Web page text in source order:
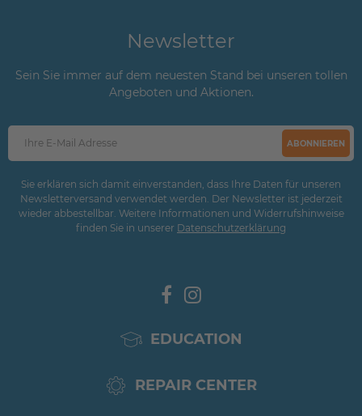
Newsletter
Sein Sie immer auf dem neuesten Stand bei unseren tollen
Angeboten und Aktionen.
ABONNIEREN
Sie erklären sich damit einverstanden, dass Ihre Daten für unseren
Newsletterversand verwendet werden. Der Newsletter ist jederzeit
wieder abbestellbar. Weitere Informationen und Widerrufshinweise
finden Sie in unserer Daten­schutz­erklärung
EDUCATION
REPAIR CENTER